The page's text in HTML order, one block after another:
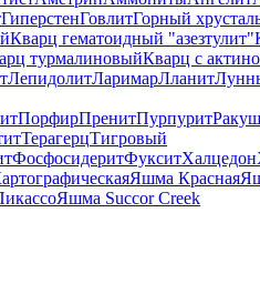
ГиперстенГовлитГорный
Кварц гематоидный "азезтулит"
турмалиновыйКварц с
ЛепидолитЛаримарЛланит
ПорфирПренитПурпурит
ТерагерцТигровый
ФосфосидеритФукситХалцедон
Яшма Красная
Яшма Succor Creek